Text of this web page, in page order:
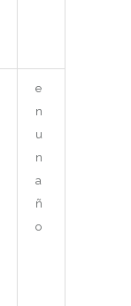
e
n
u
n
a
ñ
o